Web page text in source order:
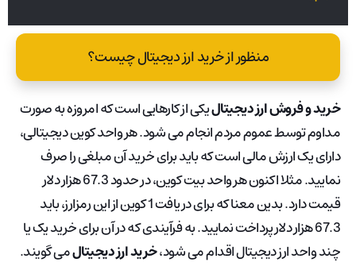
منظور از خرید ارز دیجیتال چیست؟
خرید و فروش ارز دیجیتالیکی از کارهایی است که امروزه به صورت
مداوم توسط عموم مردم انجام می شود. هر واحد کوین دیجیتالی،
دارای یک ارزش مالی است که باید برای خرید آن مبلغی را صرف
نمایید. مثلا اکنون هر واحد بیت کوین، در حدود 67.3 هزار دلار
قیمت دارد. بدین معنا که برای دریافت 1 کوین از این رمزارز، باید
67.3 هزار دلار پرداخت نمایید. به فرآیندی که در آن برای خرید یک یا
چند واحد ارز دیجیتال اقدام می شود،خرید ارز دیجیتالمی گویند.